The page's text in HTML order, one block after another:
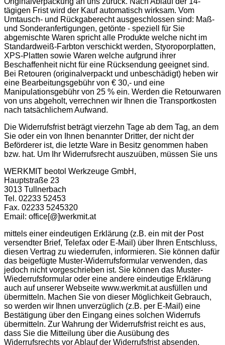
tägigen Frist wird der Kauf automatisch wirksam. Vom
Umtausch- und Rückgaberecht ausgeschlossen sind: Maß-
und Sonderanfertigungen, getönte - speziell für Sie
abgemischte Waren spricht alle Produkte welche nicht im
Standardweiß-Farbton verschickt werden, Styoroporplatten,
XPS-Platten sowie Waren welche aufgrund ihrer
Beschaffenheit nicht für eine Rücksendung geeignet sind.
Bei Retouren (originalverpackt und unbeschädigt) heben wir
eine Bearbeitungsgebühr von € 30,- und eine
Manipulationsgebühr von 25 % ein. Werden die Retourwaren
von uns abgeholt, verrechnen wir Ihnen die Transportkosten
nach tatsächlichem Aufwand.
Die Widerrufsfrist beträgt vierzehn Tage ab dem Tag, an dem
Sie oder ein von Ihnen benannter Dritter, der nicht der
Beförderer ist, die letzte Ware in Besitz genommen haben
bzw. hat. Um Ihr Widerrufsrecht auszuüben, müssen Sie uns
WERKMIT beotol Werkzeuge GmbH,
Hauptstraße 23
3013 Tullnerbach
Tel. 02233 52453
Fax. 02233 5245320
Email: office[@]werkmit.at
mittels einer eindeutigen Erklärung (z.B. ein mit der Post
versendter Brief, Telefax oder E-Mail) über Ihren Entschluss,
diesen Vertrag zu wiederrufen, informieren. Sie können dafür
das beigefügte Muster-Widerrufsformular verwenden, das
jedoch nicht vorgeschrieben ist. Sie können das Muster-
Wiederrufsformular oder eine andere eindeutige Erklärung
auch auf unserer Webseite www.werkmit.at ausfüllen und
übermitteln. Machen Sie von dieser Möglichkeit Gebrauch,
so werden wir Ihnen unverzüglich (z.B. per E-Mail) eine
Bestätigung über den Eingang eines solchen Widerrufs
übermitteln. Zur Wahrung der Widerrufsfrist reicht es aus,
dass Sie die Mitteilung über die Ausübung des
Widerrufsrechts vor Ablauf der Widerrufsfrist absenden.